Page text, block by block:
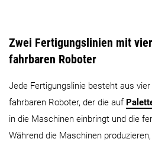
Zwei Fertigungslinien mit
fahrbaren Roboter
Jede Fertigungslinie besteht aus
fahrbaren Roboter, der die auf
in die Maschinen einbringt und die
Während die Maschinen